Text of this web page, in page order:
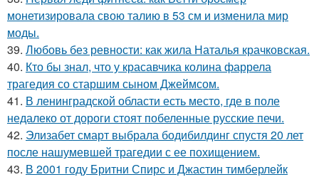
монетизировала свою талию в 53 см и изменила мир
моды.
39. Любовь без ревности: как жила Наталья крачковская.
40. Кто бы знал, что у красавчика колина фаррела
трагедия со старшим сыном Джеймсом.
41. В ленинградской области есть место, где в поле
недалеко от дороги стоят побеленные русские печи.
42. Элизабет смарт выбрала бодибилдинг спустя 20 лет
после нашумевшей трагедии с ее похищением.
43. В 2001 году Бритни Спирс и Джастин тимберлейк